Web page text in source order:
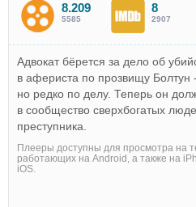
8.209
5585
8
2907
Адвокат бёрется за дело об
в афериста по прозвищу Болтун
но редко по делу. Теперь он
в сообщество сверхбогатых
преступника.
Плееры доступны для просмотра на
работающих на Android, а также на
iOS.